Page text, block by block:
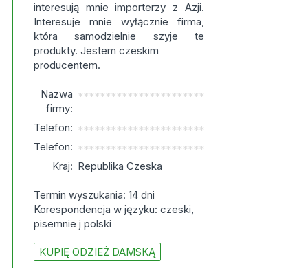
interesują mnie importerzy z Azji.
Interesuje mnie wyłącznie firma,
która samodzielnie szyje te
produkty. Jestem czeskim
producentem.
Nazwa
firmy:
***********************
Telefon: ***********************
Telefon: ***********************
Kraj: Republika Czeska
Termin wyszukania: 14 dni
Korespondencja w języku: czeski,
pisemnie j polski
KUPIĘ ODZIEŻ DAMSKĄ